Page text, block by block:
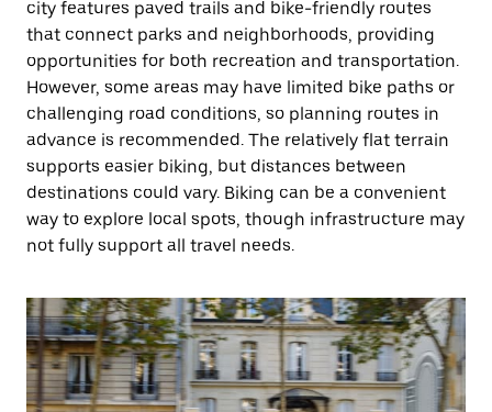
city features paved trails and bike-friendly routes
that connect parks and neighborhoods, providing
opportunities for both recreation and transportation.
However, some areas may have limited bike paths or
challenging road conditions, so planning routes in
advance is recommended. The relatively flat terrain
supports easier biking, but distances between
destinations could vary. Biking can be a convenient
way to explore local spots, though infrastructure may
not fully support all travel needs.